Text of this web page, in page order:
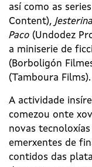
así como as
Content), Jesterina
Paco (Undodez
a miniserie de
(Borboligón
(Tamboura Films).
A actividade
comezou onte
novas
emerxentes de
contidos das